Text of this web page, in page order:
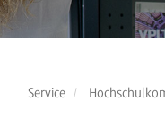
Service